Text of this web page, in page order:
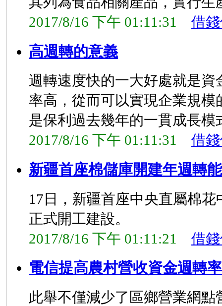
2017/8/16 下午 01:11:31
借
高週轉的意義
週轉速度快的一大好處就是
率高，從而可以實現企業規模
是保利過去幾年的一貫成長模
2017/8/16 下午 01:11:31
借
新疆首座棉儲庫開建年週轉
17日，新疆首座中央直屬棉
正式開工建設。
2017/8/16 下午 01:11:21
借
電信提高農村營收資金週轉率
此舉不僅減少了區鄉營業網